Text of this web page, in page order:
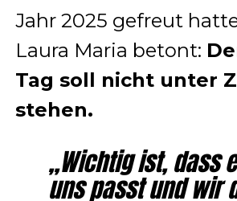
Jahr 2025 gefreut
Laura Maria betont:
Tag soll nicht unter
stehen.
„Wichtig ist, dass
uns passt und wir